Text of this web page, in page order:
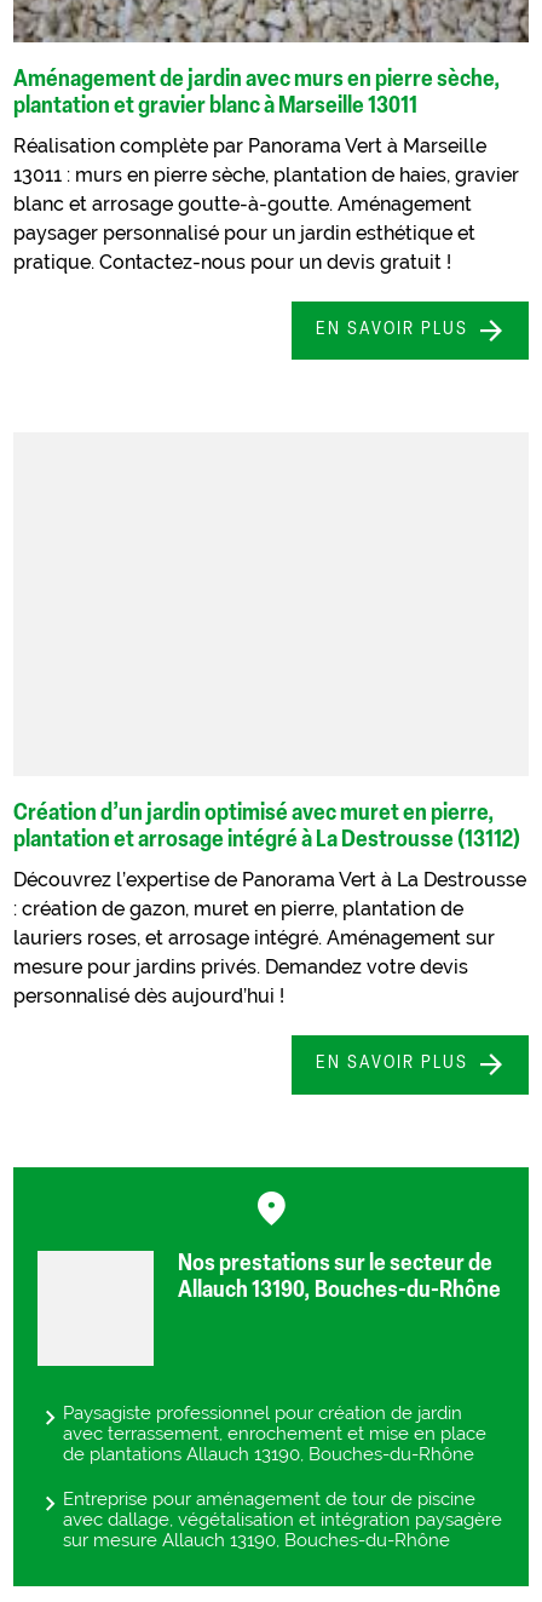
Aménagement de jardin avec murs en pierre sèche,
plantation et gravier blanc à Marseille 13011
Réalisation complète par Panorama Vert à Marseille
13011 : murs en pierre sèche, plantation de haies, gravier
blanc et arrosage goutte-à-goutte. Aménagement
paysager personnalisé pour un jardin esthétique et
pratique. Contactez-nous pour un devis gratuit !
EN SAVOIR PLUS
Création d’un jardin optimisé avec muret en pierre,
plantation et arrosage intégré à La Destrousse (13112)
Découvrez l’expertise de Panorama Vert à La Destrousse
: création de gazon, muret en pierre, plantation de
lauriers roses, et arrosage intégré. Aménagement sur
mesure pour jardins privés. Demandez votre devis
personnalisé dès aujourd’hui !
EN SAVOIR PLUS
Nos prestations sur le secteur de
Allauch 13190, Bouches-du-Rhône
Paysagiste professionnel pour création de jardin
avec terrassement, enrochement et mise en place
de plantations Allauch 13190, Bouches-du-Rhône
Entreprise pour aménagement de tour de piscine
avec dallage, végétalisation et intégration paysagère
sur mesure Allauch 13190, Bouches-du-Rhône